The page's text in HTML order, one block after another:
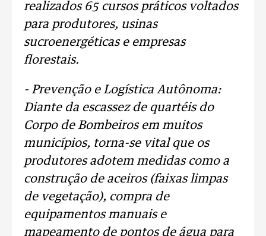
realizados 65 cursos práticos voltados
para produtores, usinas
sucroenergéticas e empresas
florestais.
- Prevenção e Logística Autônoma:
Diante da escassez de quartéis do
Corpo de Bombeiros em muitos
municípios, torna-se vital que os
produtores adotem medidas como a
construção de aceiros (faixas limpas
de vegetação), compra de
equipamentos manuais e
mapeamento de pontos de água para